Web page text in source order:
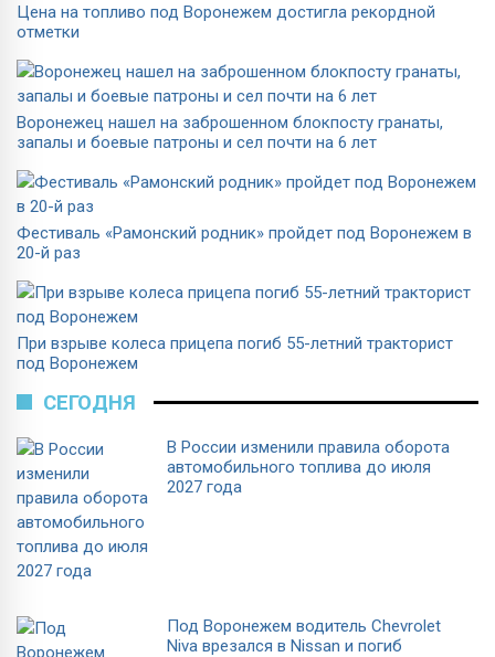
Цена на топливо под Воронежем достигла рекордной
отметки
Воронежец нашел на заброшенном блокпосту гранаты,
запалы и боевые патроны и сел почти на 6 лет
Фестиваль «Рамонский родник» пройдет под Воронежем в
20-й раз
При взрыве колеса прицепа погиб 55-летний тракторист
под Воронежем
СЕГОДНЯ
В России изменили правила оборота
автомобильного топлива до июля
2027 года
Под Воронежем водитель Chevrolet
Niva врезался в Nissan и погиб